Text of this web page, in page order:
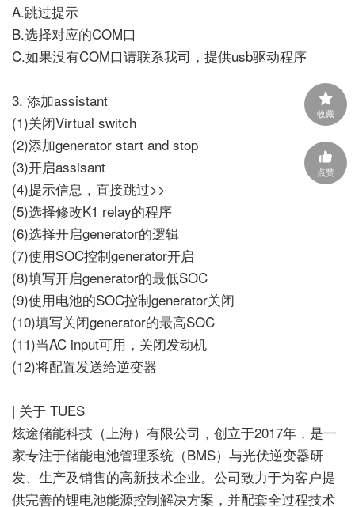
收藏
点赞
A.跳过提示
B.选择对应的COM口
C.如果没有COM口请联系我司，提供usb驱动程序
3. 添加assistant
(1)关闭Virtual switch
(2)添加generator start and stop
(3)开启assisant
(4)提示信息，直接跳过>>
(5)选择修改K1 relay的程序
(6)选择开启generator的逻辑
(7)使用SOC控制generator开启
(8)填写开启generator的最低SOC
(9)使用电池的SOC控制generator关闭
(10)填写关闭generator的最高SOC
(11)当AC input可用，关闭发动机
(12)将配置发送给逆变器
| 关于 TUES
炫途储能科技（上海）有限公司，创立于2017年，是一
家专注于储能电池管理系统（BMS）与光伏逆变器研
发、生产及销售的高新技术企业。公司致力于为客户提
供完善的锂电池能源控制解决方案，并配套全过程技术